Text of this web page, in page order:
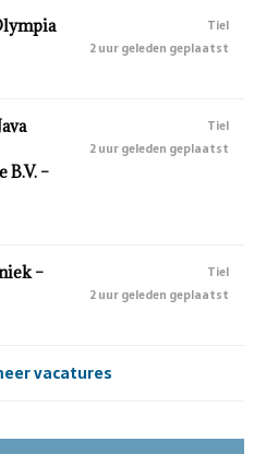
Tiel
2 uur geleden geplaatst
B.V. –
Tiel
2 uur geleden geplaatst
–
Tiel
2 uur geleden geplaatst
vacatures